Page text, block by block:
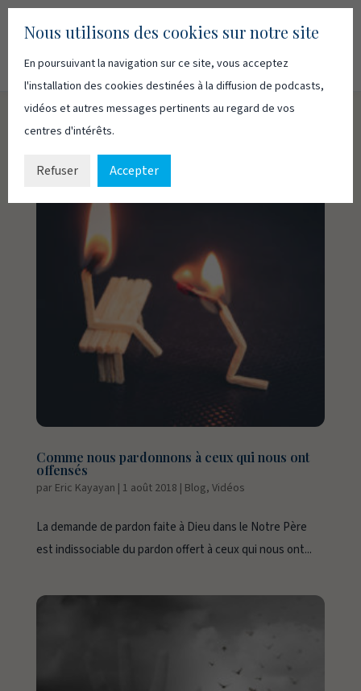
Comme nous pardonnons à ceux qui nous ont
offensés
par Eric Kayayan | 1 août 2018 | Blog, Vidéos
La demande de pardon faite à Dieu dans le Notre Père
est indissociable du pardon offert à ceux qui nous ont...
Nous utilisons des cookies sur notre site
En poursuivant la navigation sur ce site, vous acceptez
l'installation des cookies destinées à la diffusion de podcasts,
vidéos et autres messages pertinents au regard de vos
centres d'intérêts.
Refuser Accepter